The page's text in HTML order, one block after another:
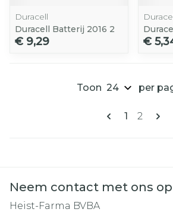
Duracell
Duracell Batterij 2016 2
€ 9,29 €
Pagina's
U lees
1 Pagina
2
Toon per
Neem contact met ons op
Heist-Farma BVBA